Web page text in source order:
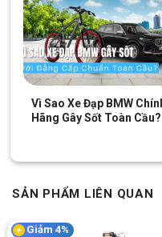
sức khi lên dốc nhờ xe
xích xe hợp kim thép mượt
Vì Sao Xe Đạp BMW
Hãng Gây Sốt Toàn Cầu?
SẢN PHẨM LIÊN QUAN
Giảm 4%